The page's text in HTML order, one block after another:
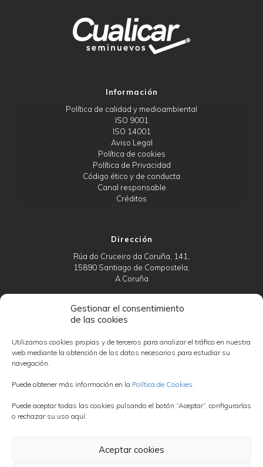
Gestionar el consentimiento
de las cookies
Utilizamos cookies propias y de terceros para analizar el tráfico en nuestra
web mediante la obtención de los datos necesarios para estudiar su
navegación.
Puede obtener más información en la Política de Cookies.
Puede aceptar todas las cookies pulsando el botón “Aceptar”, configurarlas
o rechazar su uso aquí.
Aceptar cookies
Información
Política de calidad y medioambiental
ISO 9001
ISO 14001
Aviso Legal
Política de cookies
Política de Privacidad
Código ético y de conducta
Canal responsable
Créditos
Dirección
Rúa do Cruceiro da Coruña, 141,
15890 Santiago de Compostela,
A Coruña
Teléfono
673 058 147
661 498 325
Lun a Vie: